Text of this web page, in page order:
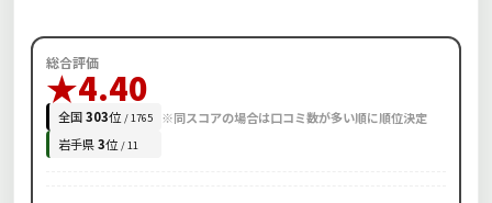
総合評価
★4.40
全国303位 / 1765
岩手県3位 / 11
※同スコアの場合は口コミ数が多い順に順位決定